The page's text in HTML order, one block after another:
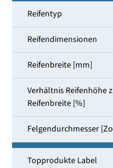
Reifentyp
Reifendimensionen
Reifenbreite [mm]
Verhältnis Reifenhöhe
Reifenbreite [%]
Felgendurchmesser
Topprodukte Label